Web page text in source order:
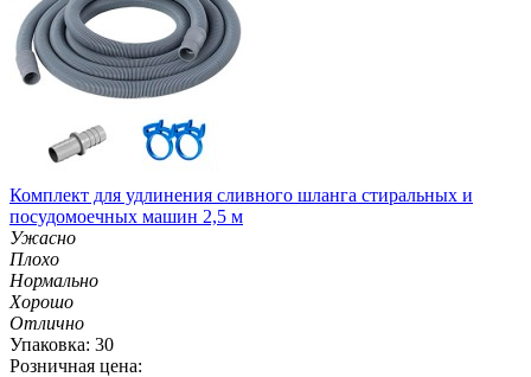
Комплект для удлинения сливного шланга стиральных и
посудомоечных машин 2,5 м
Ужасно
Плохо
Нормально
Хорошо
Отлично
Упаковка: 30
Розничная цена: